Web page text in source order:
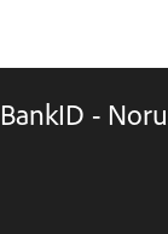
BankID -